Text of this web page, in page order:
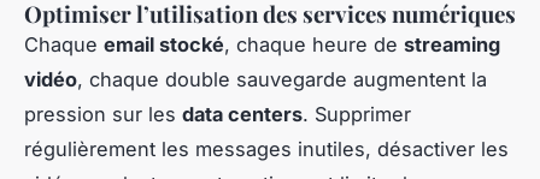
Optimiser l’utilisation des services numériques
Chaque email stocké, chaque heure de streaming
vidéo, chaque double sauvegarde augmentent la
pression sur les data centers. Supprimer
régulièrement les messages inutiles, désactiver les